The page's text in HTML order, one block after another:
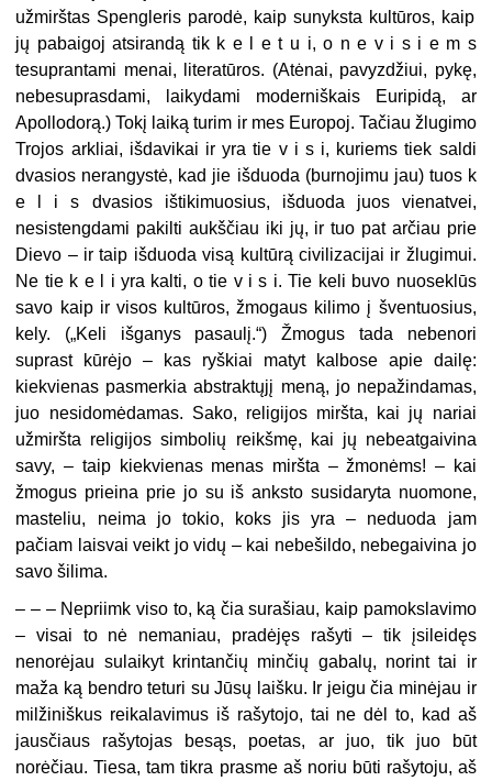
užmirštas Spengleris parodė, kaip sunyksta kultūros, kaip
jų pabaigoj atsirandą tik k e l e t u i, o n e v i s i e m s
tesuprantami menai, literatūros. (Atėnai, pavyzdžiui, pykę,
nebesuprasdami, laikydami moderniškais Euripidą, ar
Apollodorą.) Tokį laiką turim ir mes Europoj. Tačiau žlugimo
Trojos arkliai, išdavikai ir yra tie v i s i, kuriems tiek saldi
dvasios nerangystė, kad jie išduoda (burnojimu jau) tuos k
e l i s dvasios ištikimuosius, išduoda juos vienatvei,
nesistengdami pakilti aukščiau iki jų, ir tuo pat arčiau prie
Dievo – ir taip išduoda visą kultūrą civilizacijai ir žlugimui.
Ne tie k e l i yra kalti, o tie v i s i. Tie keli buvo nuoseklūs
savo kaip ir visos kultūros, žmogaus kilimo į šventuosius,
kely. („Keli išganys pasaulį.“) Žmogus tada nebenori
suprast kūrėjo – kas ryškiai matyt kalbose apie dailę:
kiekvienas pasmerkia abstraktųjį meną, jo nepažindamas,
juo nesidomėdamas. Sako, religijos miršta, kai jų nariai
užmiršta religijos simbolių reikšmę, kai jų nebeatgaivina
savy,– taip kiekvienas menas miršta – žmonėms! – kai
žmogus prieina prie jo su iš anksto susidaryta nuomone,
masteliu, neima jo tokio, koks jis yra – neduoda jam
pačiam laisvai veikt jo vidų – kai nebešildo, nebegaivina jo
savo šilima.
– – – Nepriimk viso to, ką čia surašiau, kaip pamokslavimo
– visai to nė nemaniau, pradėjęs rašyti – tik įsileidęs
nenorėjau sulaikyt krintančių minčių gabalų, norint tai ir
maža ką bendro teturi su Jūsų laišku. Ir jeigu čia minėjau ir
milžiniškus reikalavimus iš rašytojo, tai ne dėl to, kad aš
jausčiaus rašytojas besąs, poetas, ar juo, tik juo būt
norėčiau.Tiesa, tam tikra prasme aš noriu būti rašytoju, aš